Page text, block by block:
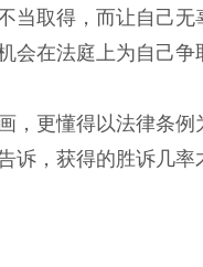
当取得，而让自己
在法庭上为自己争
更懂得以法律条例
诉，获得的胜诉几